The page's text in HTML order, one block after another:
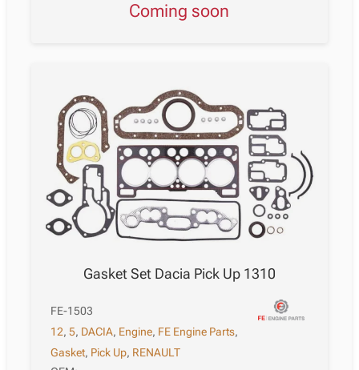
Coming soon
Gasket Set Dacia Pick Up 1310
FE-1503
12,5, DACIA, Engine, FE Engine Parts,
Gasket, Pick Up, RENAULT